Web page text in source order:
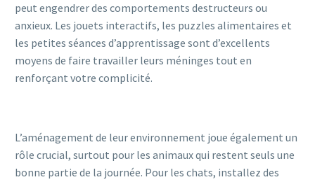
peut engendrer des comportements destructeurs ou
anxieux. Les jouets interactifs, les puzzles alimentaires et
les petites séances d’apprentissage sont d’excellents
moyens de faire travailler leurs méninges tout en
renforçant votre complicité.
L’aménagement de leur environnement joue également un
rôle crucial, surtout pour les animaux qui restent seuls une
bonne partie de la journée. Pour les chats, installez des